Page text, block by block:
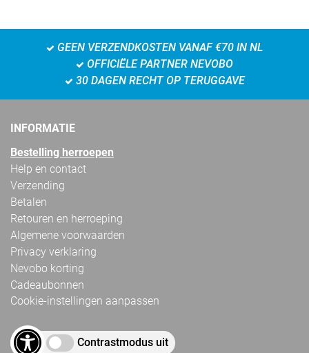
GEEN VERZENDKOSTEN VANAF €70 IN NL
OFFICIËLE PARTNER NEVOBO
30 DAGEN RECHT OP TERUGGAVE
INFORMATIE
Bestelling herroepen
Help en contact
Verzending
Betalen
Retouren en herroeping
Algemene voorwaarden
Privacy verklaring
Nevobo korting
Cadeaubonnen
Cookie-instellingen aanpassen
Contrastmodus uit